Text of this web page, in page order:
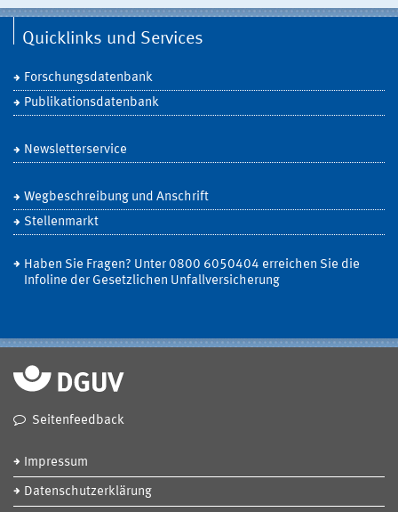
Quicklinks und Services
Forschungsdatenbank
Publikationsdatenbank
Newsletterservice
Wegbeschreibung und Anschrift
Stellenmarkt
Haben Sie Fragen? Unter 0800 6050404 erreichen Sie die
Infoline der Gesetzlichen Unfallversicherung
Seitenfeedback
Impressum
Datenschutzerklärung